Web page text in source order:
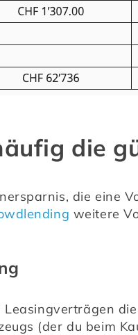
die
die eine
weitere
(der du beim